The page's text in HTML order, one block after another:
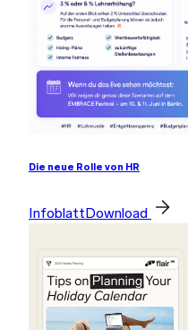
Die neue Rolle von HR
Infoblatt Download